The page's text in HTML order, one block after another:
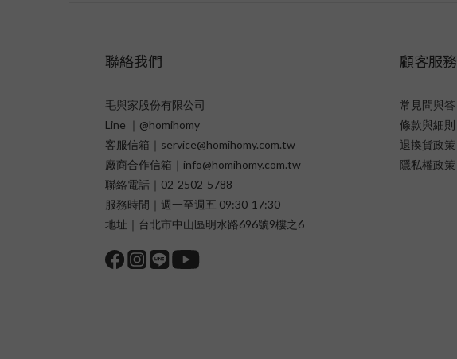
聯絡我們
毛與家股份有限公司
Line ｜@homihomy
客服信箱｜service@homihomy.com.tw
廠商合作信箱｜info@homihomy.com.tw
聯絡電話｜02-2502-5788
服務時間｜週一至週五 09:30-17:30
地址｜台北市中山區明水路696號9樓之6
顧客服務
常見問與答
條款與細則
退換貨政策
隱私權政策